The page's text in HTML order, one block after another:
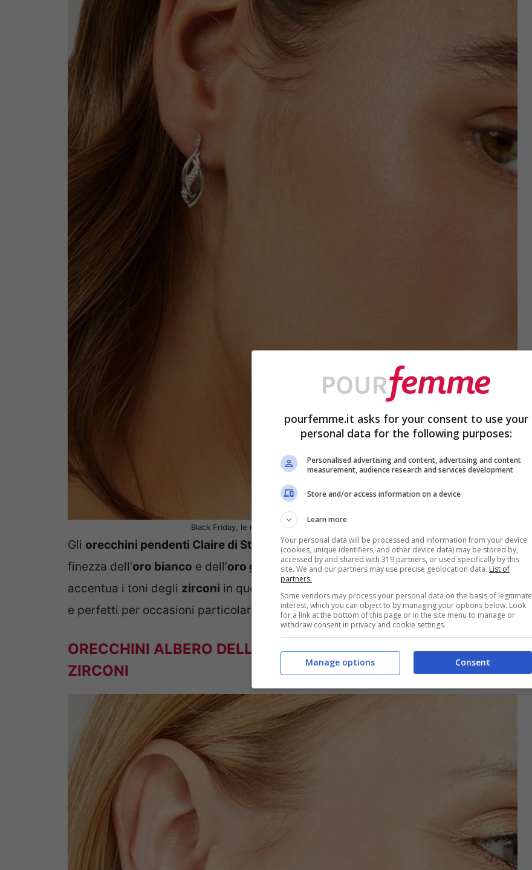
Black Friday, le migliori offerte Stroili – Foto sito Stroili
Gli orecchini pendenti Claire di Stroili
si ispirano alla natura, e metteno in risalto la
finezza dell’oro bianco e dell’oro giallo
: la luminosità che si crea da questa unione
accentua i toni degli zirconi in questi orecchini dal design inconfondibile.
e perfetti per occasioni particolari costano 127,20 euro invece di 159 euro.
ORECCHINI ALBERO DELLA VITA IN ARGENTO ROSATO E
ZIRCONI
pourfemme.it asks for your consent to use your
personal data for the following purposes:
Personalised advertising and content, advertising and content
measurement, audience research and services development
Store and/or access information on a device
Learn more
Your personal data will be processed and information from your device
(cookies, unique identifiers, and other device data) may be stored by,
accessed by and shared with 319 partners, or used specifically by this
site. We and our partners may use precise geolocation data. List of
partners.
Some vendors may process your personal data on the basis of legitimate
interest, which you can object to by managing your options below. Look
for a link at the bottom of this page or in the site menu to manage or
withdraw consent in privacy and cookie settings.
Consent
Manage options